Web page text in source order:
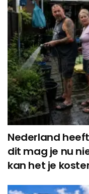
Nederland
dit mag je nu
kan het je